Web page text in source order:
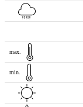
max.
min.